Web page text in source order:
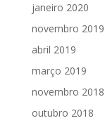
janeiro 2020
novembro 2019
abril 2019
março 2019
novembro 2018
outubro 2018